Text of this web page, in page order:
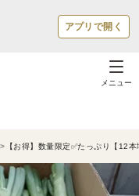
アプリで開く
メニュー
【お得】数量限定✅たっぷり【12本